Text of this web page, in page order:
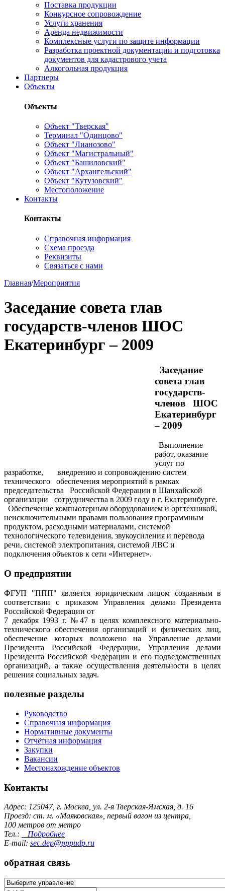
Поставка продукции
Конкурсное сопровождение
Услуги хранения
Аренда недвижимости
Комплексные услуги по защите информации
Разработка проектной документации и подготовка
документов для кадастрового учета
Алкогольная продукция
Партнеры
Объекты
Объекты
Объект "Тверская"
Терминал "Одинцово"
Объект "Лианозово"
Объект "Магистральный"
Объект "Башиловский"
Объект "Архангельский"
Объект "Кутузовский"
Местоположение
Контакты
Контакты
Справочная информация
Схема проезда
Реквизиты
Связаться с нами
Главная/Мероприятия
Заседание совета глав
государств-членов ШОС
Екатеринбург – 2009
Заседание
совета глав
государств-
членов ШОС
Екатеринбург
– 2009
Выполнение
работ, оказание
услуг по
разработке, внедрению и сопровождению систем
технического обеспечения мероприятий в рамках
председательства Российской Федерации в Шанхайской
организации сотрудничества в 2009 году в г. Екатеринбурге.
Обеспечение компьютерным оборудованием и оргтехникой,
неисключительными правами пользования программным
продуктом, расходными материалами, системой
технологического телевидения, звукоусиления и перевода
речи, системой электропитания, системой ЛВС и
подключения объектов к сети «Интернет».
О предприятии
ФГУП "ППП" является юридическим лицом созданным в
соответствии с приказом Управления делами Президента
Российской Федерации от
7 декабря 1993 г. №47 в целях комплексного материально-
технического обеспечения организаций и физических лиц,
обеспечение которых возложено на Управление делами
Президента Российской Федерации, Управления делами
Президента Российской Федерации и его подведомственных
организаций, а также осуществления деятельности в целях
решения социальных задач.
полезные разделы
Руководство
Справочная информация
Нормативные документы
Отчётная информация
Закупки
Вакансии
Местонахождение объектов
Контакты
Адрес: 125047, г. Москва, ул. 2-я Тверская-Ямская, д. 16
Проезд: ст. м. «Маяковская», первый вагон из центра,
100 метров от метро
Тел.:
Подробнее
E-mail: sec.dep@pppudp.ru
обратная связь